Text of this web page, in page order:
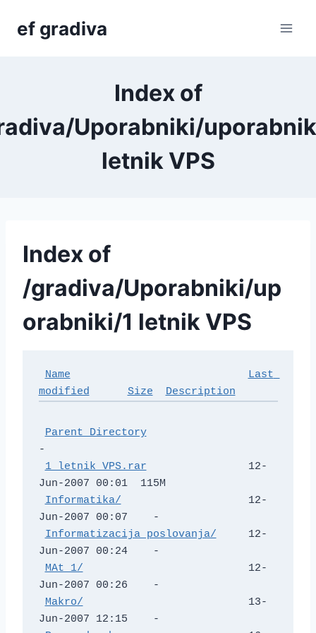
ef gradiva
Index of
Uporabniki/
letnik VPS
Index of
/gradiva/Uporabniki/up
orabniki/1 letnik VPS
Name
Last
modified
Size Description
Parent Directory
-
1 letnik VPS.rar
                12-
Jun-2007 00:01  115M
Informatika/
                    12-
Jun-2007 00:07    -
Informatizacija poslovanja/
     12-
Jun-2007 00:24    -
MAt 1/
                          12-
Jun-2007 00:26    -
Makro/
                          13-
Jun-2007 12:15    -